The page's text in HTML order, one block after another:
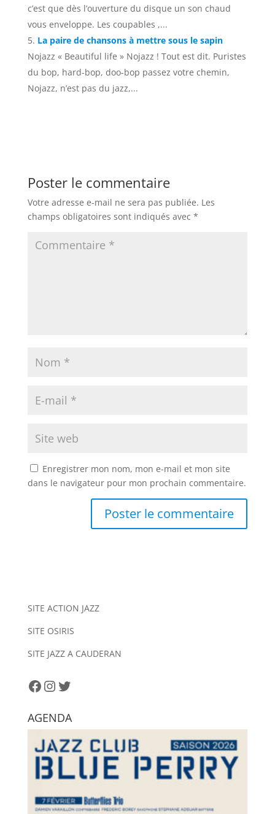
c’est que dès l’ouverture du disque un son chaud
vous enveloppe. Les coupables ,...
La paire de chansons à mettre sous le sapin
Nojazz « Beautiful life » Nojazz ! Tout est dit. Puristes
du bop, hard-bop, doo-bop passez votre chemin,
Nojazz, n’est pas du jazz,...
Poster le commentaire
Votre adresse e-mail ne sera pas publiée. Les
champs obligatoires sont indiqués avec *
Enregistrer mon nom, mon e-mail et mon site
dans le navigateur pour mon prochain commentaire.
n
t
i
:
SITE ACTION JAZZ
SITE OSIRIS
SITE JAZZ A CAUDERAN
Facebook
Instagram
Twitter
AGENDA